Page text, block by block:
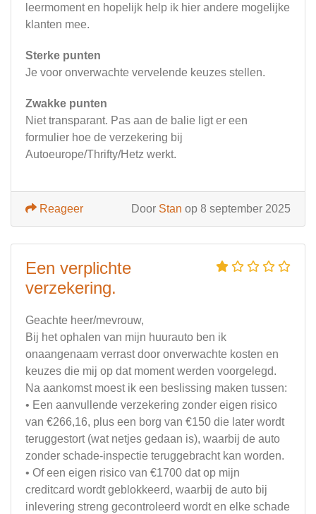
leermoment en hopelijk help ik hier andere mogelijke
klanten mee.
Sterke punten
Je voor onverwachte vervelende keuzes stellen.
Zwakke punten
Niet transparant. Pas aan de balie ligt er een
formulier hoe de verzekering bij
Autoeurope/Thrifty/Hetz werkt.
Door Stan op 8 september 2025
Reageer
Een verplichte
verzekering.
Geachte heer/mevrouw,
Bij het ophalen van mijn huurauto ben ik
onaangenaam verrast door onverwachte kosten en
keuzes die mij op dat moment werden voorgelegd.
Na aankomst moest ik een beslissing maken tussen:
• Een aanvullende verzekering zonder eigen risico
van €266,16, plus een borg van €150 die later wordt
teruggestort (wat netjes gedaan is), waarbij de auto
zonder schade-inspectie teruggebracht kan worden.
• Of een eigen risico van €1700 dat op mijn
creditcard wordt geblokkeerd, waarbij de auto bij
inlevering streng gecontroleerd wordt en elke schade